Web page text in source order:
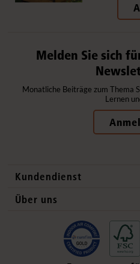
Melden Sie sich
Monatliche Beiträge zum Thema
Lernen
Kundendienst
Kontaktdaten
Häufig gestellte Fragen
Über uns
Qualitätsprodukte
Gesund und sicher
Flexible Einrichtung